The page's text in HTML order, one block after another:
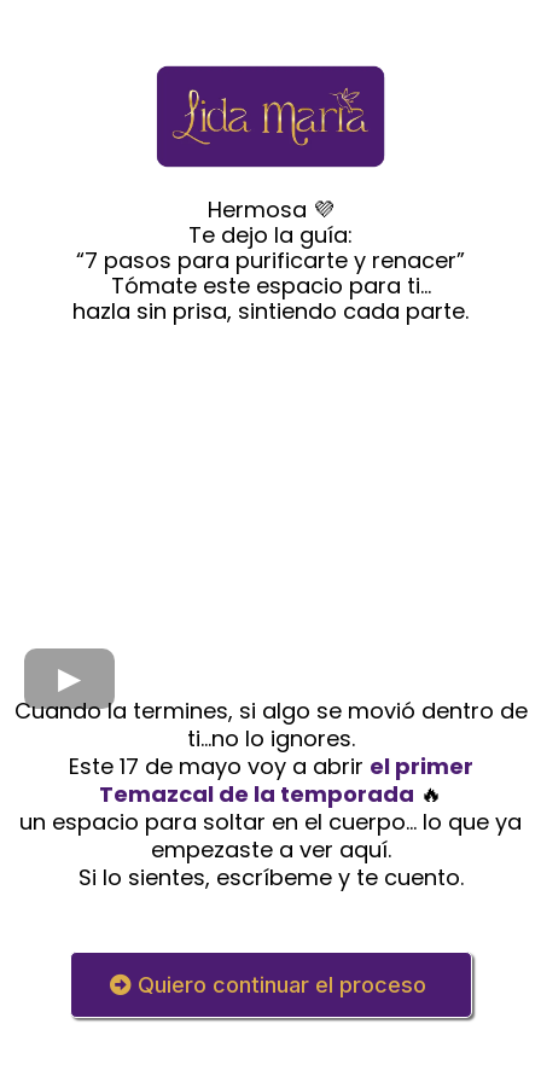
Hermosa 💜
Te dejo la guía:
“7 pasos para purificarte y renacer”
Tómate este espacio para ti…
hazla sin prisa, sintiendo cada parte.
Cuando la termines, si algo se movió dentro de
ti…no lo ignores.
Este 17 de mayo voy a abrir el primer
Temazcal de la temporada 🔥
un espacio para soltar en el cuerpo… lo que ya
empezaste a ver aquí.
Si lo sientes, escríbeme y te cuento.
Quiero continuar el proceso